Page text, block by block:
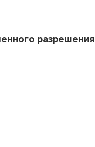
разрешения